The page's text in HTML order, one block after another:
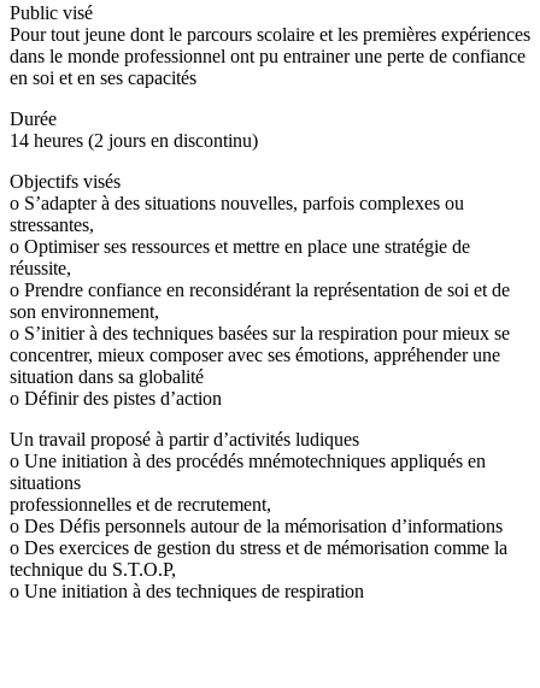
Public visé
Pour tout jeune dont le parcours scolaire et les premières expériences
dans le monde professionnel ont pu entrainer une perte de confiance
en soi et en ses capacités
Durée
14 heures (2 jours en discontinu)
Objectifs visés
o S’adapter à des situations nouvelles, parfois complexes ou
stressantes,
o Optimiser ses ressources et mettre en place une stratégie de
réussite,
o Prendre confiance en reconsidérant la représentation de soi et de
son environnement,
o S’initier à des techniques basées sur la respiration pour mieux se
concentrer, mieux composer avec ses émotions, appréhender une
situation dans sa globalité
o Définir des pistes d’action
Un travail proposé à partir d’activités ludiques
o Une initiation à des procédés mnémotechniques appliqués en
situations
professionnelles et de recrutement,
o Des Défis personnels autour de la mémorisation d’informations
o Des exercices de gestion du stress et de mémorisation comme la
technique du S.T.O.P,
o Une initiation à des techniques de respiration